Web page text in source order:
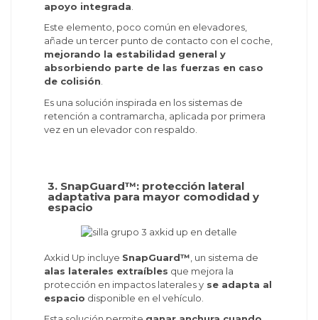
apoyo integrada
Este elemento, poco común en elevadores,
añade un tercer punto de contacto con el coche,
mejorando la estabilidad general y
absorbiendo parte de las fuerzas en caso
de colisión.
Es una solución inspirada en los sistemas de
retención a contramarcha, aplicada por primera
vez en un elevador con respaldo.
3. SnapGuard™: protección lateral
adaptativa para mayor comodidad y
espacio
Axkid Up incluye SnapGuard™ , un sistema de
alas laterales extraíbles que mejora la
protección en impactos laterales yse adapta al
espacio disponible en el vehículo.